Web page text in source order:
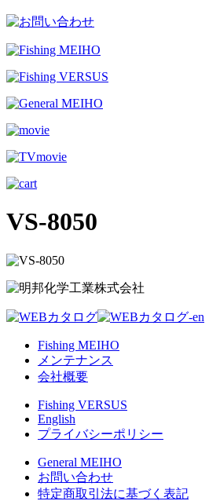
VS-8050
Fishing MEIHO
メンテナンス
会社概要
Fishing VERSUS
English
プライバシーポリシー
General MEIHO
お問い合わせ
特定商取引法に基づく表記